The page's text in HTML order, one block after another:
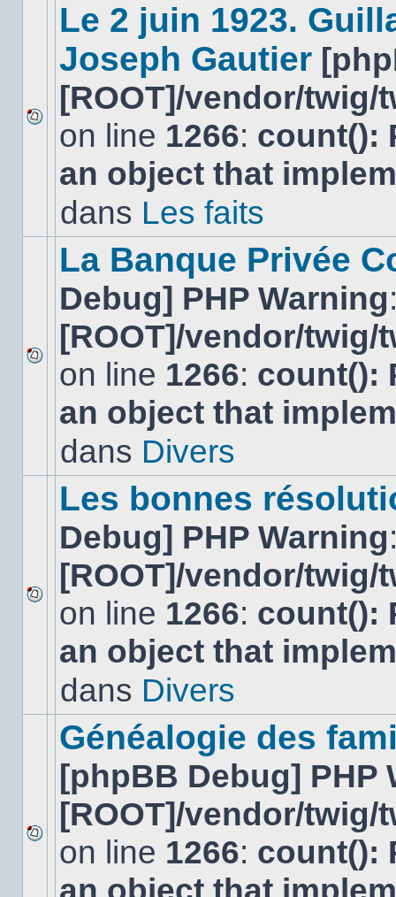
Aucun
nouveau
message
non-
dans
Le 2 juin 1923.
Joseph Gautier
[ROOT]/vendor/
on line 1266: count():
an object that
dans Les faits
Aucun
nouveau
message
non-
dans
La Banque Privée
Debug] PHP Warning
[ROOT]/vendor/
on line 1266: count():
an object that
dans Divers
Aucun
nouveau
message
non-
dans
Les bonnes
Debug] PHP Warning
[ROOT]/vendor/
on line 1266: count():
an object that
dans Divers
Aucun
nouveau
message
Généalogie des
[phpBB Debug] PHP
[ROOT]/vendor/
on line 1266: count():